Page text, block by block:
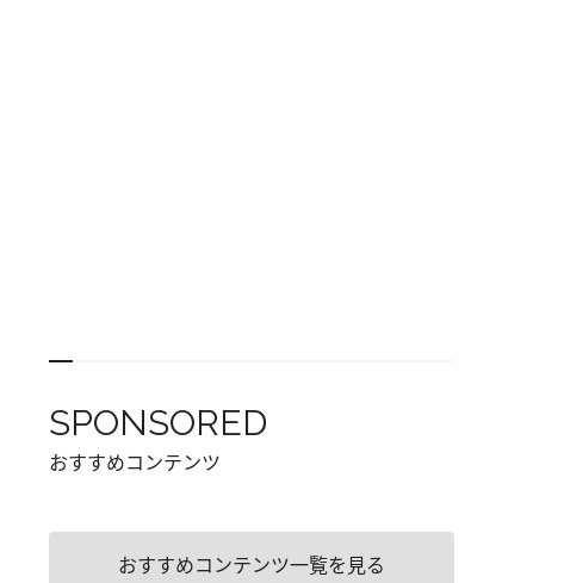
SPONSORED
おすすめコンテンツ
おすすめコンテンツ一覧を見る